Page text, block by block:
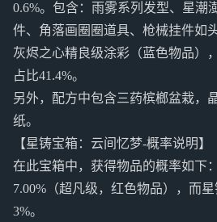
0.6%。包含：雨雾系列发型、星潮
件、角落画圈圈道具、枪械挂件如
灰烬之心精良级涂彩（蓝色物品）
占比41.4%。
另外，配方中包含三药槟榔盆栽，
纸。
【星铸宝箱：云间忆梦-概率说明】
在此宝箱中，获得物品的概率如下
7.00%（超凡级，红色物品），而
3%。